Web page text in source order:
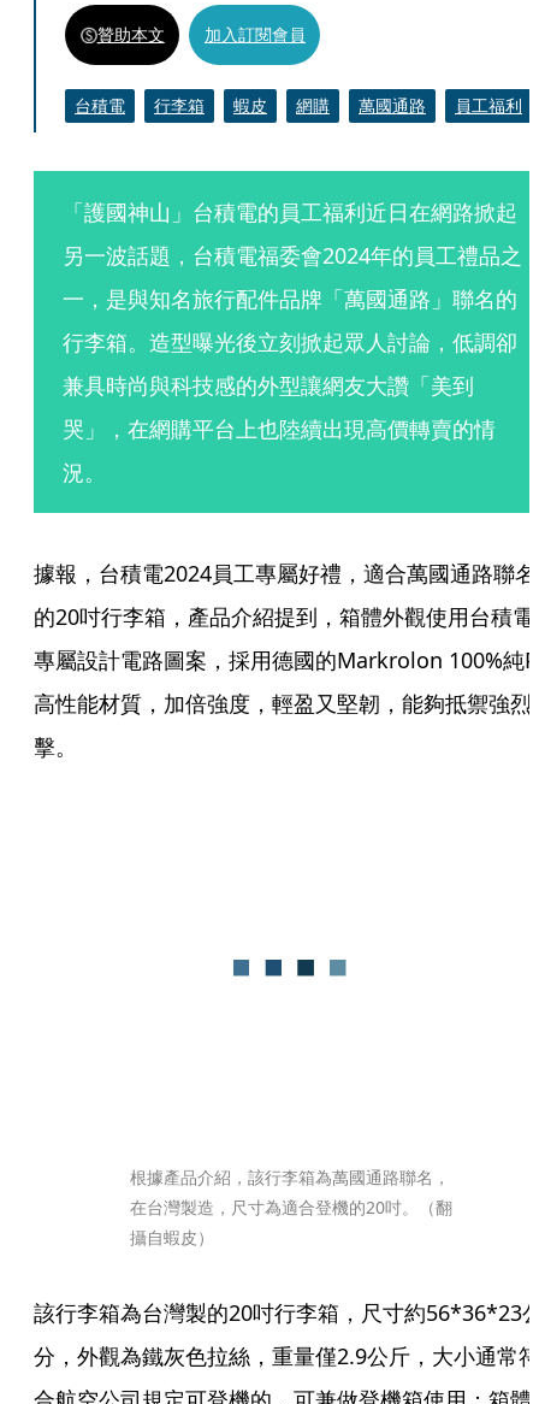
贊助本文 加入訂閱會員
台積電 行李箱 蝦皮 網購 萬國通路 員工福利
「護國神山」台積電的員工福利近日在網路掀起
另一波話題，台積電福委會2024年的員工禮品之
一，是與知名旅行配件品牌「萬國通路」聯名的
行李箱。造型曝光後立刻掀起眾人討論，低調卻
兼具時尚與科技感的外型讓網友大讚「美到
哭」，在網購平台上也陸續出現高價轉賣的情
況。
據報，台積電2024員工專屬好禮，適合萬國通路聯名
的20吋行李箱，產品介紹提到，箱體外觀使用台積電
專屬設計電路圖案，採用德國的Markrolon 100%純
高性能材質，加倍強度，輕盈又堅韌，能夠抵禦強烈
擊。
根據產品介紹，該行李箱為萬國通路聯名，
在台灣製造，尺寸為適合登機的20吋。（翻
攝自蝦皮）
該行李箱為台灣製的20吋行李箱，尺寸約56*36*23
分，外觀為鐵灰色拉絲，重量僅2.9公斤，大小通常符